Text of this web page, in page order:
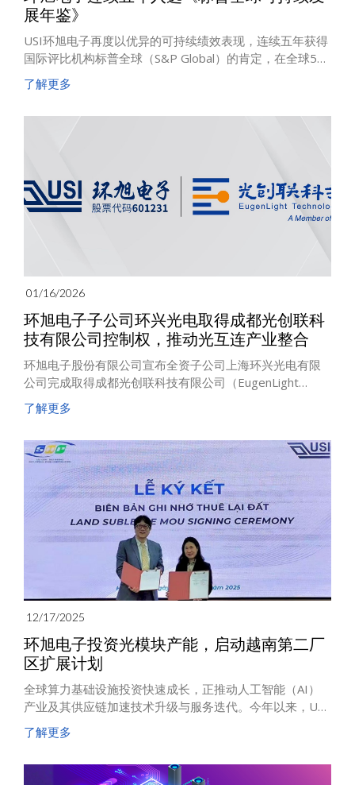
展年鉴》
USI环旭电子再度以优异的可持续绩效表现，连续五年获得
国际评比机构标普全球（S&P Global）的肯定，在全球59
个产业、9,200家企业的评比结果中，以同产业 Top 5%的
成绩获此殊荣，入选《2026年标普全球可持续发展年
了解更多
01/16/2026
环旭电子子公司环兴光电取得成都光创联科
技有限公司控制权，推动光互连产业整合
环旭电子股份有限公司宣布全资子公司上海环兴光电有限
公司完成取得成都光创联科技有限公司（EugenLight
Technologies）控制权。
了解更多
12/17/2025
环旭电子投资光模块产能，启动越南第二厂
区扩展计划
全球算力基础设施投资快速成长，正推动人工智能（AI）
产业及其供应链加速技术升级与服务迭代。今年以来，USI
环旭电子积极布局数据中心相关业务，聚焦服务器板卡
（包括AI加速卡与服务器主板）、光通讯（如光引擎与光
域，加快产品与产能发展步伐。
了解更多